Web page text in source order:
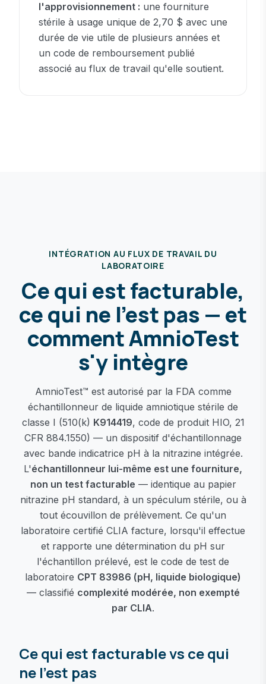
l'approvisionnement : une fourniture
stérile à usage unique de 2,70 $ avec une
durée de vie utile de plusieurs années et
un code de remboursement publié
associé au flux de travail qu'elle soutient.
INTÉGRATION AU FLUX DE TRAVAIL DU
LABORATOIRE
Ce qui est facturable,
ce qui ne l'est pas — et
comment AmnioTest
s'y intègre
AmnioTest™ est autorisé par la FDA comme
échantillonneur de liquide amniotique stérile de
classe I (510(k) K914419, code de produit HIO, 21
CFR 884.1550) — un dispositif d'échantillonnage
avec bande indicatrice pH à la nitrazine intégrée.
L'échantillonneur lui-même est une fourniture,
non un test facturable — identique au papier
nitrazine pH standard, à un spéculum stérile, ou à
tout écouvillon de prélèvement. Ce qu'un
laboratoire certifié CLIA facture, lorsqu'il effectue
et rapporte une détermination du pH sur
l'échantillon prélevé, est le code de test de
laboratoire CPT 83986 (pH, liquide biologique)
— classifié complexité modérée, non exempté
par CLIA.
Ce qui est facturable vs ce qui
ne l'est pas